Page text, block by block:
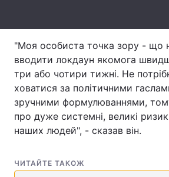
Інтерв'ю Думки
Архів
Послуги
"Моя особиста точка зору - що
вводити локдаун якомога
три або чотири тижні. Не
ховатися за політичними
зручними формулюваннями,
про дуже системні, великі
наших людей", - сказав він.
ЧИТАЙТЕ ТАКОЖ